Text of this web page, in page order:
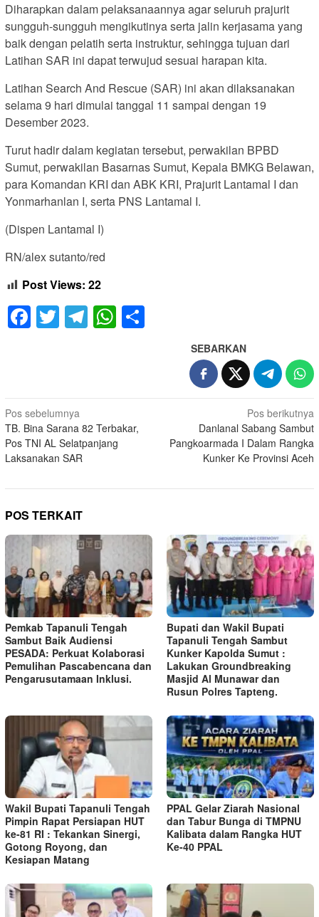
Diharapkan dalam pelaksanaannya agar seluruh prajurit
sungguh-sungguh mengikutinya serta jalin kerjasama yang
baik dengan pelatih serta instruktur, sehingga tujuan dari
Latihan SAR ini dapat terwujud sesuai harapan kita.
Latihan Search And Rescue (SAR) ini akan dilaksanakan
selama 9 hari dimulai tanggal 11 sampai dengan 19
Desember 2023.
Turut hadir dalam kegiatan tersebut, perwakilan BPBD
Sumut, perwakilan Basarnas Sumut, Kepala BMKG Belawan,
para Komandan KRI dan ABK KRI, Prajurit Lantamal I dan
Yonmarhanlan I, serta PNS Lantamal I.
(Dispen Lantamal I)
RN/alex sutanto/red
Post Views: 22
Facebook
Twitter
Telegram
WhatsApp
SEBARKAN
Navigasi
pos
Pos sebelumnya
TB. Bina Sarana 82 Terbakar,
Pos TNI AL Selatpanjang
Laksanakan SAR
Pos berikutnya
Danlanal Sabang Sambut
Pangkoarmada I Dalam Rangka
Kunker Ke Provinsi Aceh
POS TERKAIT
Pemkab Tapanuli Tengah
Sambut Baik Audiensi
PESADA: Perkuat Kolaborasi
Pemulihan Pascabencana dan
Pengarusutamaan Inklusi.
Bupati dan Wakil Bupati
Tapanuli Tengah Sambut
Kunker Kapolda Sumut :
Lakukan Groundbreaking
Masjid Al Munawar dan
Rusun Polres Tapteng.
Wakil Bupati Tapanuli Tengah
Pimpin Rapat Persiapan HUT
ke-81 RI : Tekankan Sinergi,
Gotong Royong, dan
Kesiapan Matang
PPAL Gelar Ziarah Nasional
dan Tabur Bunga di TMPNU
Kalibata dalam Rangka HUT
Ke-40 PPAL